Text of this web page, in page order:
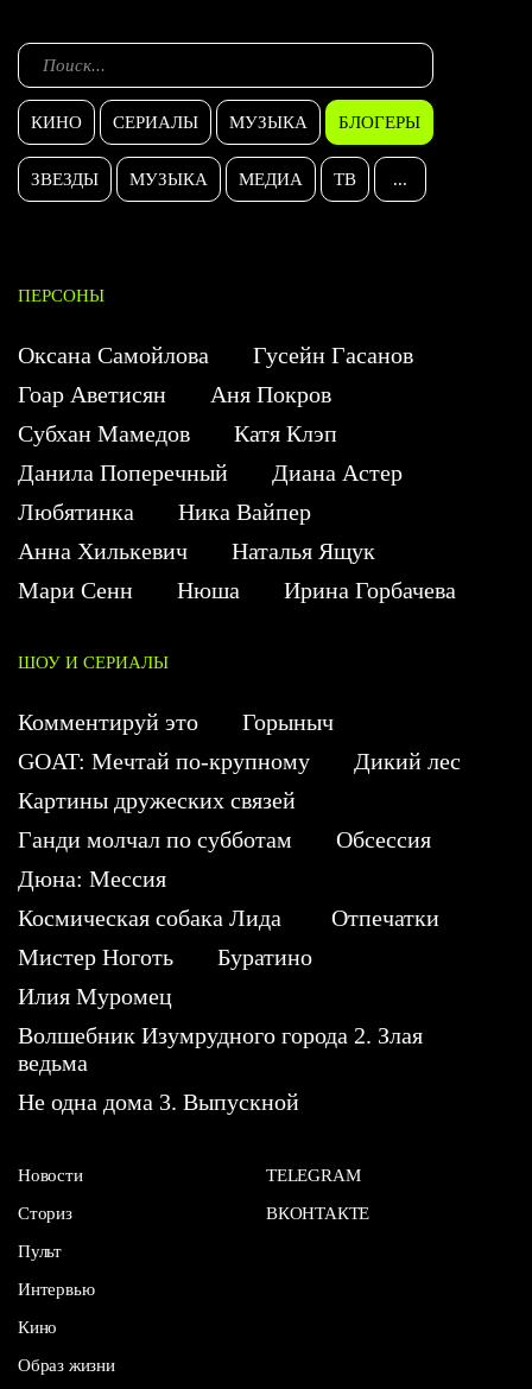
КИНО СЕРИАЛЫ МУЗЫКА БЛОГЕРЫ
ЗВЕЗДЫ МУЗЫКА МЕДИА ТВ ...
ПЕРСОНЫ
Оксана Самойлова
Гусейн Гасанов
Гоар Аветисян
Аня Покров
Субхан Мамедов
Катя Клэп
Данила Поперечный
Диана Астер
Любятинка
Ника Вайпер
Анна Хилькевич
Наталья Ящук
Мари Сенн
Нюша Ирина Горбачева
ШОУ И СЕРИАЛЫ
Комментируй это
Горыныч
GOAT: Мечтай по-крупному
Дикий лес
Картины дружеских связей
Ганди молчал по субботам
Обсессия
Дюна: Мессия
Космическая собака Лида
Отпечатки
Мистер Ноготь
Буратино
Илия Муромец
Волшебник Изумрудного города 2. Злая
ведьма
Не одна дома 3. Выпускной
Новости
Сториз
Пульт
Интервью
Кино
Образ жизни
TELEGRAM
ВКОНТАКТЕ